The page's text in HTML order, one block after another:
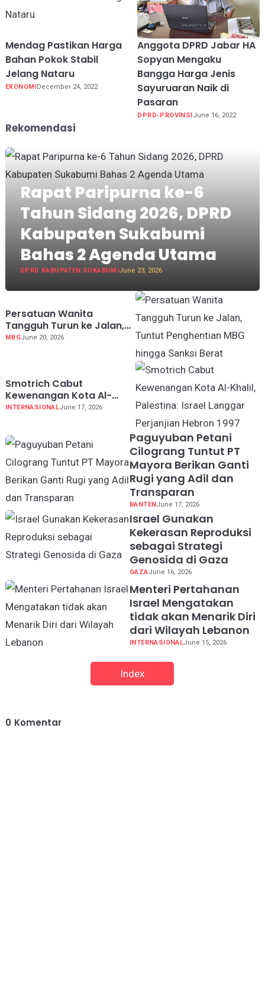
Mendag Pastikan Harga
Bahan Pokok Stabil
Jelang Nataru
EKONOMIDecember 24, 2022
Anggota DPRD Jabar HA
Sopyan Mengaku
Bangga Harga Jenis
Sayuruaran Naik di
Pasaran
DPRD-PROVINSIJune 16, 2022
Rekomendasi
Rapat Paripurna ke-6
Tahun Sidang 2026, DPRD
Kabupaten Sukabumi
Bahas 2 Agenda Utama
DPRD KABUPATEN SUKABUMIJune 23, 2026
Persatuan Wanita
Tangguh Turun ke Jalan,
Tuntut Penghentian MBG
MBGJune 20, 2026
Smotrich Cabut
Kewenangan Kota Al-
Khalil, Palestina: Israel
INTERNASIONALJune 17, 2026
Paguyuban Petani
Cilograng Tuntut PT
Mayora Berikan Ganti
Rugi yang Adil dan
Transparan
BANTENJune 17, 2026
Israel Gunakan
Kekerasan Reproduksi
sebagai Strategi
Genosida di Gaza
GAZAJune 16, 2026
Menteri Pertahanan
Israel Mengatakan
tidak akan Menarik Diri
dari Wilayah Lebanon
INTERNASIONALJune 15, 2026
Index
0 Komentar